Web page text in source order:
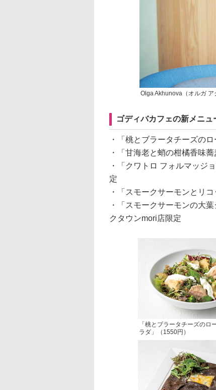
Olga Akhunova（オルガ
ゴディバカフェの新メニュ
・「桃とブラータチーズの
・「甘海老と蛸の柑橘香味
・「クワトロ フォルマッジ
定
・「スモークサーモンとリ
・「スモークサーモンの大
クタウンmori店限定
「桃とブラータチーズのロ
ラダ」（1550円）